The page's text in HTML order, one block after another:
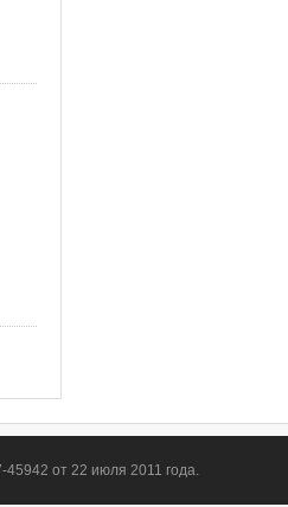
от 22 июля 2011 года.